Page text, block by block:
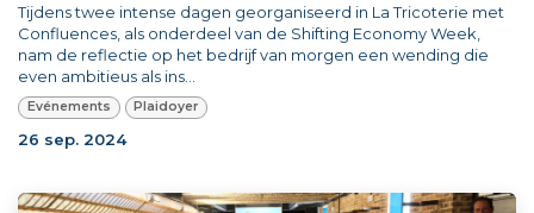
Tijdens twee intense dagen georganiseerd in La Tricoterie met
Confluences, als onderdeel van de Shifting Economy Week,
nam de reflectie op het bedrijf van morgen een wending die
even ambitieus als ins...
Evénements Plaidoyer
26 sep. 2024